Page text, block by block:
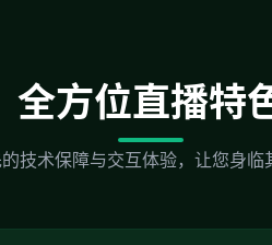
全方位直播特
技术保障与交互体验，让您身临